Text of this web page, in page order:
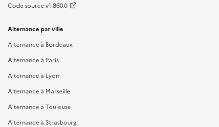
Code source v1.860.0
Alternance par ville
Alternance à Bordeaux
Alternance à Paris
Alternance à Lyon
Alternance à Marseille
Alternance à Toulouse
Alternance à Strasbourg